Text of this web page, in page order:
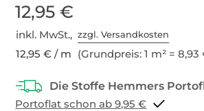
12,95 €
inkl. MwSt.,zzgl. Versandkosten
12,95 € / m (Grundpreis: 1 m² = 8,93
Portoflat schon ab 9,95 €